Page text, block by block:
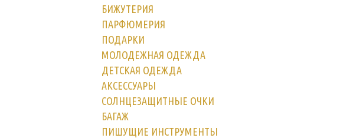
БИЖУТЕРИЯ
ПАРФЮМЕРИЯ
ПОДАРКИ
МОЛОДЕЖНАЯ ОДЕЖДА
ДЕТСКАЯ ОДЕЖДА
АКСЕССУАРЫ
СОЛНЦЕЗАЩИТНЫЕ ОЧКИ
БАГАЖ
ПИШУЩИЕ ИНСТРУМЕНТЫ